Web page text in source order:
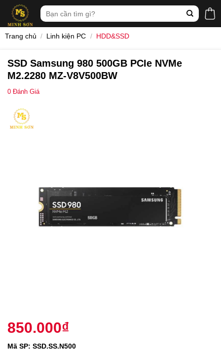
content
Tìm
kiếm:
Trang chủ / Linh kiện PC / HDD&SSD
SSD Samsung 980 500GB PCIe NVMe
M2.2280 MZ-V8V500BW
0 Đánh Giá
850.000₫
Mã SP: SSD.SS.N500